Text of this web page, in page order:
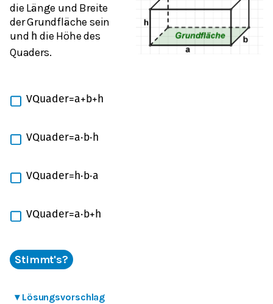
die Länge und Breite
der Grundfläche sein
und h die Höhe des
Quaders.
VQuad er=a+ b+ h
VQuad er=a⋅ b⋅ h
VQuad er= h⋅ b⋅a
VQuad er=a⋅ b+ h
Stimmt's?
▾ Lösungsvorschlag